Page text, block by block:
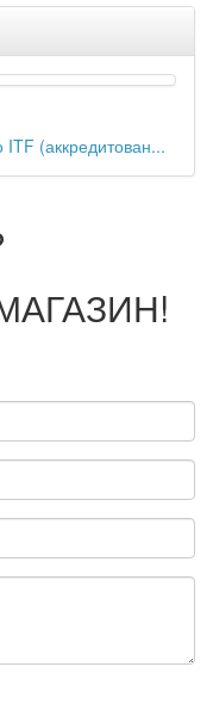
(аккредитован...